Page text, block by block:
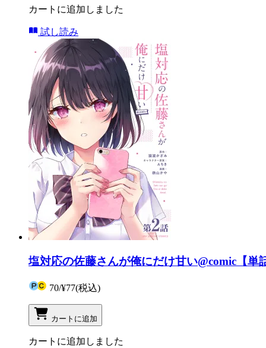
カートに追加しました
試し読み
塩対応の佐藤さんが俺にだけ甘い@comic【単
70/¥77(税込)
カートに追加
カートに追加しました